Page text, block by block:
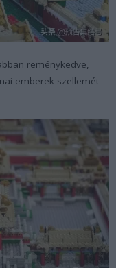
reménykedve,
emberek szellemét